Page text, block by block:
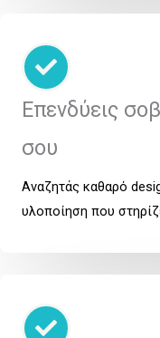
Επενδύεις
σου
Αναζητάς καθαρό
υλοποίηση που